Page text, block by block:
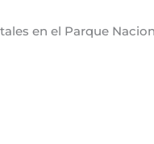
en el Parque